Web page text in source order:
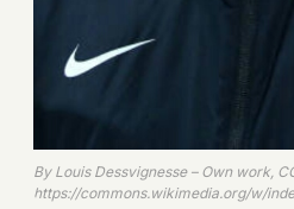
By Louis Dessvignesse – Own work,
https://commons.wikimedia.org/w/